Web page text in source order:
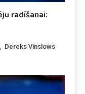
radīšanai:
Dereks Vinslows